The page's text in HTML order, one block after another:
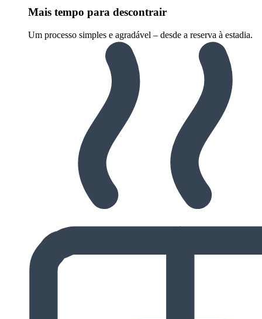
Mais tempo para descontrair
Um processo simples e agradável – desde a reserva à estadia.